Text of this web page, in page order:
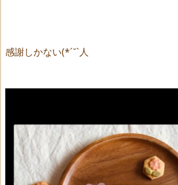
感謝しかない(*´˘`人